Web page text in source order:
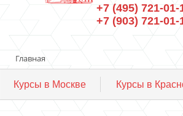
+7 (495) 721-01-
+7 (903) 721-01-
Главная
Курсы в Москве Курсы в